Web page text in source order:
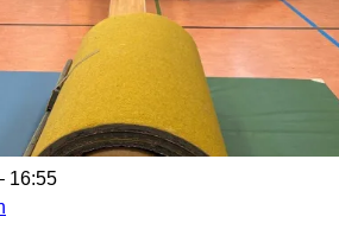
16:55